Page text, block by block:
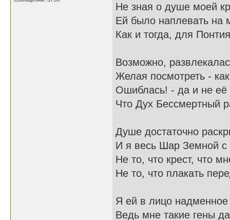
Не зная о душе моей
Ей было наплевать на
Как и тогда, для
Возможно,
Желая посмотреть -
Ошиблась! - да и не её
Что Дух Бессмертный
Душе достаточно
И я весь Шар Земной с
Не то, что крест, что
Не то, что плакать
Я ей в лицо
Ведь мне такие гены